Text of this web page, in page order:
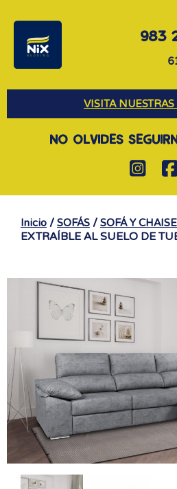
983
VISITA
NO OLVIDES
Inicio / SOFÁS / SOFÁ Y
EXTRAÍBLE AL SUELO DE